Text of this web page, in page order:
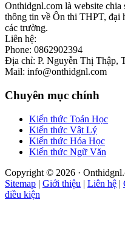
Onthidgnl.com là website chia
thông tin về Ôn thi THPT, đại
các trường.
Liên hệ:
Phone: 0862902394
Địa chỉ: P. Nguyễn Thị Thập,
Mail: info@onthidgnl.com
Chuyên mục chính
Kiến thức Toán Học
Kiến thức Vật Lý
Kiến thức Hóa Học
Kiến thức Ngữ Văn
Copyright © 2026 ·
Sitemap | Giới thiệu | Liên hệ |
điều kiện